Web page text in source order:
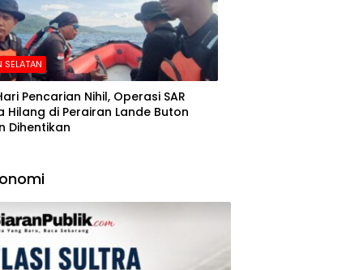
SELATAN
Pencarian Nihil, Operasi SAR
Hilang di Perairan Lande Buton
Dihentikan